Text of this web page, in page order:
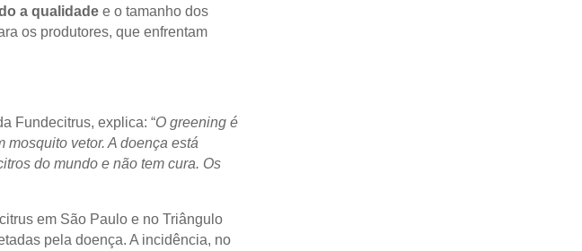
a qualidadee o tamanho dos
os produtores, que enfrentam
Fundecitrus, explica: “O greening é
vetor. A doença está
do mundo e não tem cura. Os
em São Paulo e no Triângulo
pela doença. A incidência, no